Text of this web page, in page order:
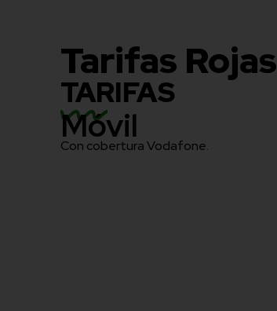
Tarifas Rojas
TARIFAS
Móvil
Con cobertura Vodafone.